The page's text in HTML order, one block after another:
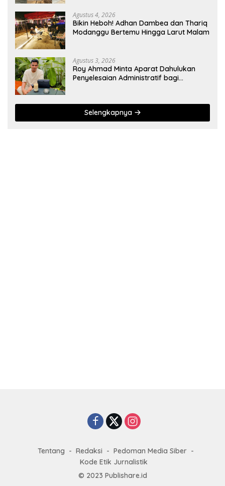
Agustus 4, 2026
Bikin Heboh! Adhan Dambea dan Thariq
Modanggu Bertemu Hingga Larut Malam
Agustus 3, 2026
Roy Ahmad Minta Aparat Dahulukan
Penyelesaian Administratif bagi
Selengkapnya
Tentang Redaksi
Pedoman Media Siber
Kode Etik Jurnalistik
© 2023 Publishare.id